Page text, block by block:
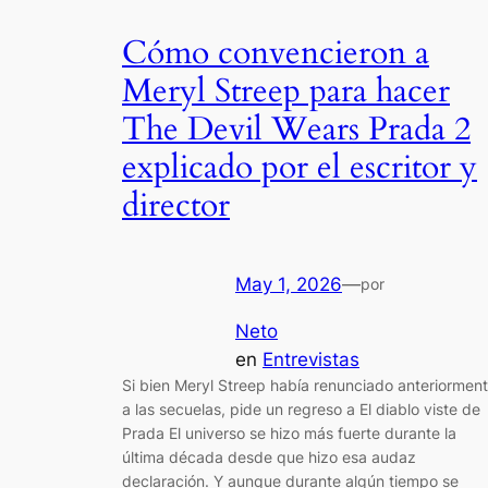
Cómo convencieron a
Meryl Streep para hacer
The Devil Wears Prada 2
explicado por el escritor y
director
May 1, 2026—por
Neto
en Entrevistas
Si bien Meryl Streep había renunciado
a las secuelas, pide un regreso a El diablo viste de
Prada El universo se hizo más fuerte durante la
última década desde que hizo esa audaz
declaración. Y aunque durante algún tiempo se